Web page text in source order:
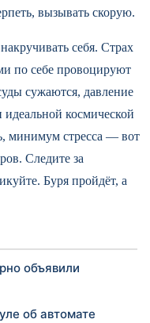
вызывать скорую.
себя. Страх
по себе провоцируют
сужаются, давление
космической
минимум стресса — вот
Следите за
Буря пройдёт, а
объявили
об автомате